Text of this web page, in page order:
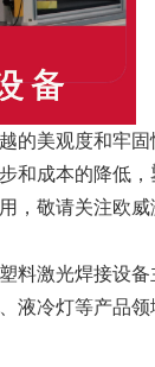
的美观度和牢
和成本的降低，
敬请关注欧威
料激光焊接设
液冷灯等产品